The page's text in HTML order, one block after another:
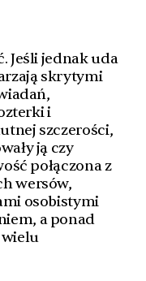
Jeśli jednak uda
skrytymi
i
szczerości,
ją czy
połączona z
wersów,
osobistymi
a ponad